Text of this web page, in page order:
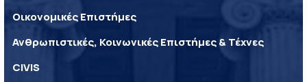
Οικονομικές Επιστήμες
Ανθρωπιστικές, Κοινωνικές Επιστήμες & Τέχνες
CIVIS